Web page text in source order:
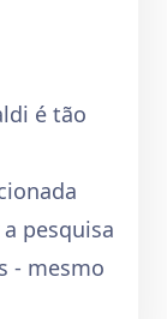
é tão
pesquisa
- mesmo